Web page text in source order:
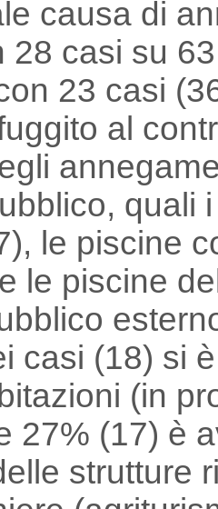
causa di
28 casi su
23 casi
al
quali
le piscine
le piscine
casi (18) si
(in
27% (17) è
strutture